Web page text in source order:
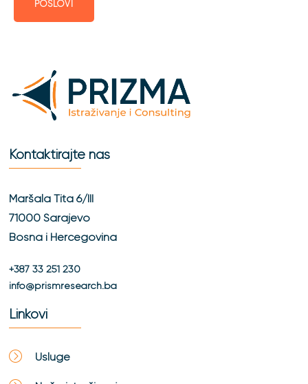
POSLOVI
Kontaktirajte nas
Maršala Tita 6/III
71000 Sarajevo
Bosna i Hercegovina
+387 33 251 230
info@prismresearch.ba
Linkovi
Usluge